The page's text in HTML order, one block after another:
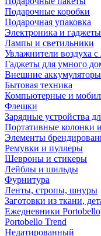
Подарочные коробки
Подарочная упаковка
Электроника и гаджеты
Лампы и светильники
Увлажнители воздуха
Гаджеты для умного
Внешние
Бытовая техника
Компьютерные и
Флешки
Зарядные устройства
Портативные колонки
Элементы
Ремувки и пуллеры
Шевроны и стикеры
Лейблы и шильды
Фурнитура
Ленты, стропы, шнуры
Заготовки из ткани,
Ежедневники Portobello
Portobello Trend
Недатированный